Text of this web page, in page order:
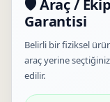
🛡️ Araç /
Garantisi
Belirli bir fiziksel
araç yerine
edilir.